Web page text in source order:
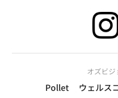
オズビジ
Pollet ウェルス